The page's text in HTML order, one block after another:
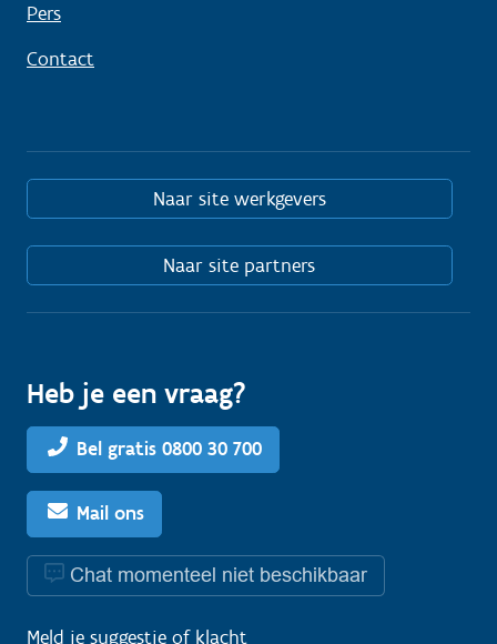
Pers
Contact
Naar site werkgevers
Naar site partners
Heb je een vraag?
Bel gratis 0800 30 700
Mail ons
Chat momenteel niet beschikbaar
Meld je suggestie of klacht